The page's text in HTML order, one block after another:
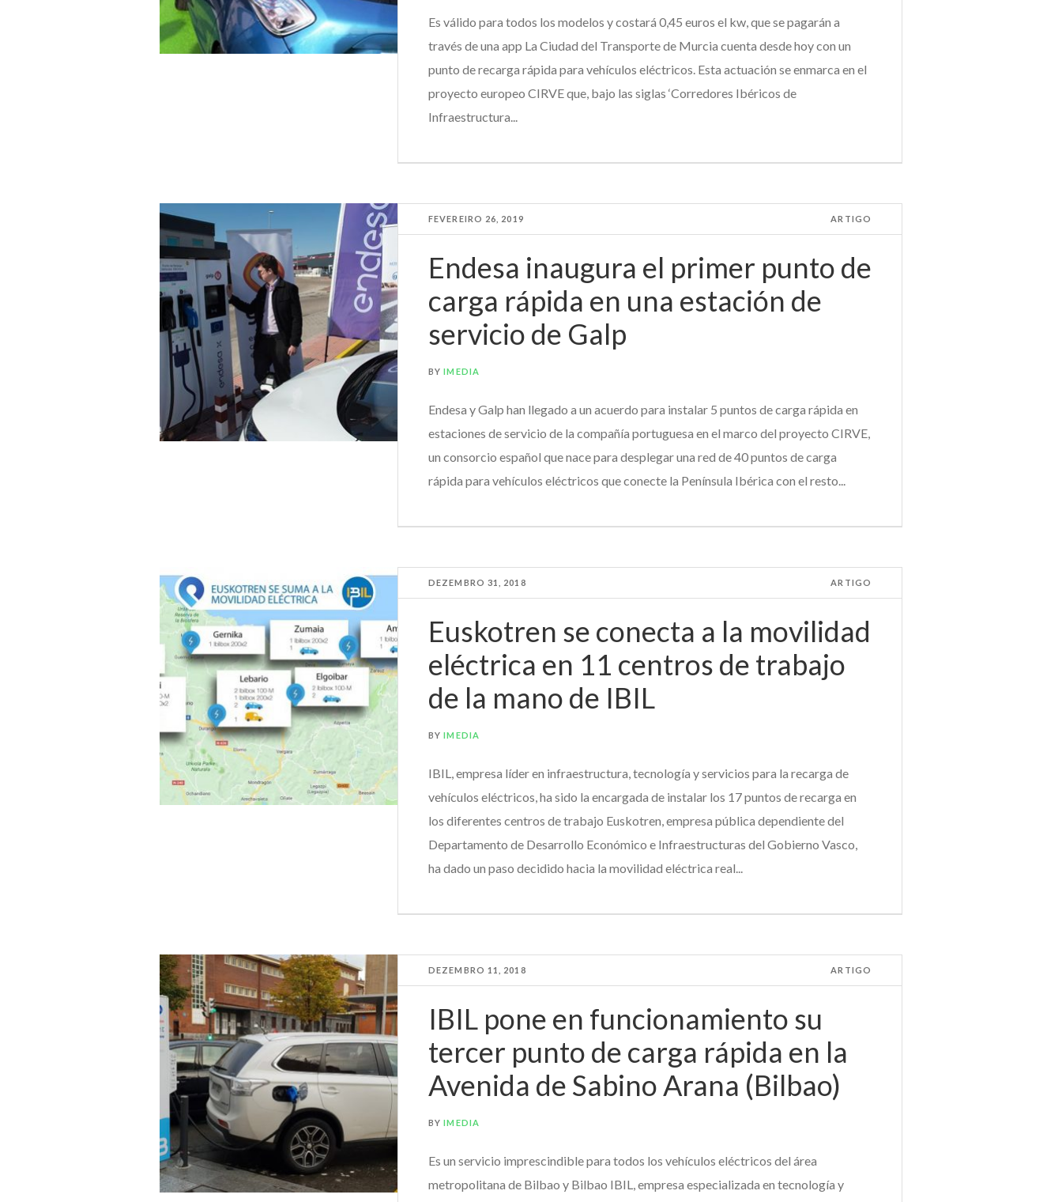
Es válido para todos los modelos y costará 0,45 euros el kw, que se pagarán a
través de una app La Ciudad del Transporte de Murcia cuenta desde hoy con un
punto de recarga rápida para vehículos eléctricos. Esta actuación se enmarca en el
proyecto europeo CIRVE que, bajo las siglas ‘Corredores Ibéricos de
Infraestructura...
FEVEREIRO 26, 2019 ARTIGO
Endesa inaugura el primer punto de
carga rápida en una estación de
servicio de Galp
BYIMEDIA
Endesa y Galp han llegado a un acuerdo para instalar 5 puntos de carga rápida en
estaciones de servicio de la compañía portuguesa en el marco del proyecto CIRVE,
un consorcio español que nace para desplegar una red de 40 puntos de carga
rápida para vehículos eléctricos que conecte la Península Ibérica con el resto...
DEZEMBRO 31, 2018 ARTIGO
Euskotren se conecta a la movilidad
eléctrica en 11 centros de trabajo
de la mano de IBIL
BYIMEDIA
IBIL, empresa líder en infraestructura, tecnología y servicios para la recarga de
vehículos eléctricos, ha sido la encargada de instalar los 17 puntos de recarga en
los diferentes centros de trabajo Euskotren, empresa pública dependiente del
Departamento de Desarrollo Económico e Infraestructuras del Gobierno Vasco,
ha dado un paso decidido hacia la movilidad eléctrica real...
DEZEMBRO 11, 2018 ARTIGO
IBIL pone en funcionamiento su
tercer punto de carga rápida en la
Avenida de Sabino Arana (Bilbao)
BYIMEDIA
Es un servicio imprescindible para todos los vehículos eléctricos del área
metropolitana de Bilbao y Bilbao IBIL, empresa especializada en tecnología y